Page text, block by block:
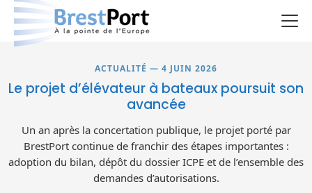
Le projet
La concertation
Les rencontres
Le registre
ACTUALITÉ — 4 JUIN 2026
Le projet d’élévateur à bateaux poursuit son
avancée
Un an après la concertation publique, le projet porté par
BrestPort continue de franchir des étapes importantes :
adoption du bilan, dépôt du dossier ICPE et de l’ensemble des
demandes d’autorisations.